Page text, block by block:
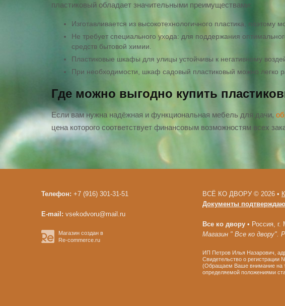
пластиковый обладает значительными преимуществами:
Изготавливается из высокотехнологичного пластика, поэтому
Не требует специального ухода: для поддержания
средств бытовой химии.
Пластиковые шкафы для улицы устойчивы к негативному
При необходимости, шкаф садовый пластиковый можно легко
Где можно выгодно купить
Если вам нужна надёжная и функциональная мебель для дачи,
цена которого соответствует финансовым возможностям всех
Телефон: +7 (916) 301-31-51
E-mail: vsekodvoru@mail.ru
Магазин создан в
Re-commerce.ru
ВСЁ КО ДВОРУ © 2026 •
Документы
Все ко двору • Россия,
Магазин " Все ко двору".
ИП Петров Илья Назарович,
Свидетельство о регистрации
(Обращаем Ваше внимание на
определяемой положениями